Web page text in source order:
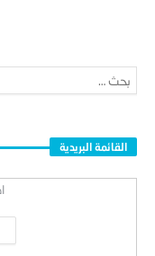
القائمة البريدية